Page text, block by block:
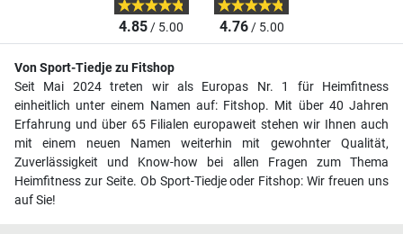
4.85/ 5.00 4.76/ 5.00
Von Sport-Tiedje zu Fitshop
Seit Mai 2024 treten wir als Europas Nr. 1 für Heimfitness
einheitlich unter einem Namen auf: Fitshop. Mit über 40 Jahren
Erfahrung und über 65 Filialen europaweit stehen wir Ihnen auch
mit einem neuen Namen weiterhin mit gewohnter Qualität,
Zuverlässigkeit und Know-how bei allen Fragen zum Thema
Heimfitness zur Seite. Ob Sport-Tiedje oder Fitshop: Wir freuen uns
auf Sie!